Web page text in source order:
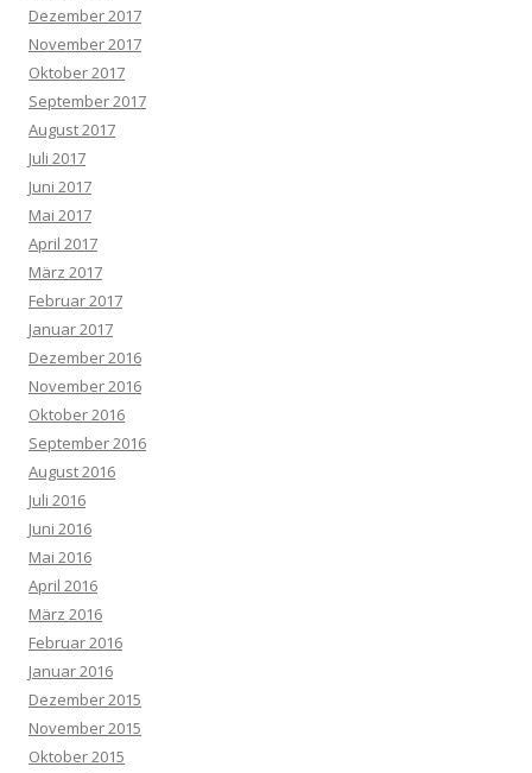
Dezember 2017
November 2017
Oktober 2017
September 2017
August 2017
Juli 2017
Juni 2017
Mai 2017
April 2017
März 2017
Februar 2017
Januar 2017
Dezember 2016
November 2016
Oktober 2016
September 2016
August 2016
Juli 2016
Juni 2016
Mai 2016
April 2016
März 2016
Februar 2016
Januar 2016
Dezember 2015
November 2015
Oktober 2015